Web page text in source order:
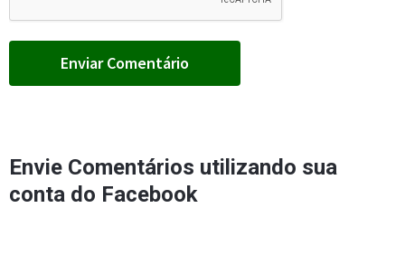
Envie Comentários utilizando sua
conta do Facebook